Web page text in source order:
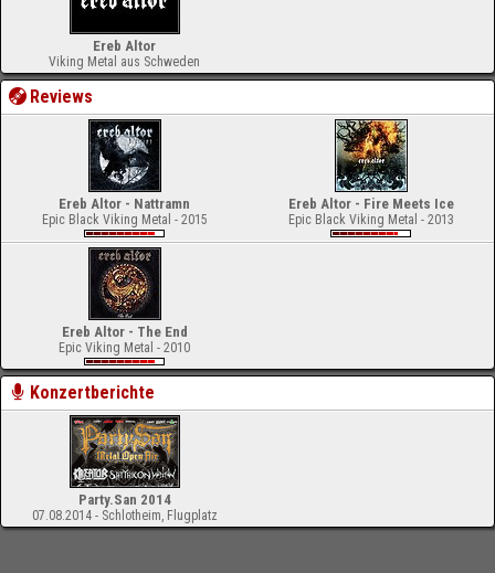
Ereb Altor
Viking Metal aus Schweden
Reviews
Ereb Altor - Nattramn
Epic Black Viking Metal - 2015
Ereb Altor - Fire Meets Ice
Epic Black Viking Metal - 2013
Ereb Altor - The End
Epic Viking Metal - 2010
Konzertberichte
Party.San 2014
07.08.2014 - Schlotheim, Flugplatz